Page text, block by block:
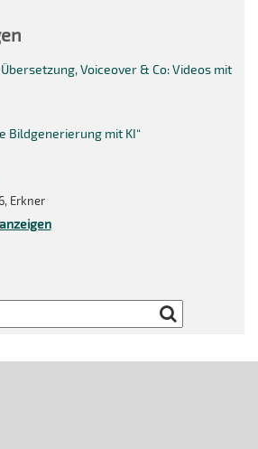
Voiceover & Co: Videos mit
Bildgenerierung mit KI“
Erkner